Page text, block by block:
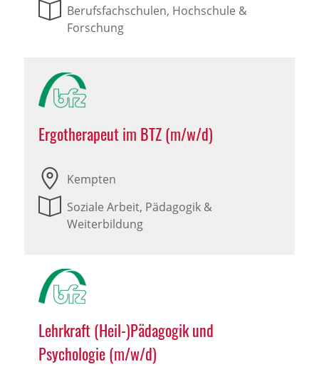
Berufsfachschulen, Hochschule &
Forschung
Ergotherapeut im BTZ (m/w/d)
Kempten
Soziale Arbeit, Pädagogik &
Weiterbildung
Lehrkraft (Heil-)Pädagogik und
Psychologie (m/w/d)